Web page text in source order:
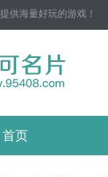
供海量好玩的游戏！
首页